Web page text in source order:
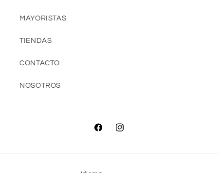
MAYORISTAS
TIENDAS
CONTACTO
NOSOTROS
FacebookInstagram